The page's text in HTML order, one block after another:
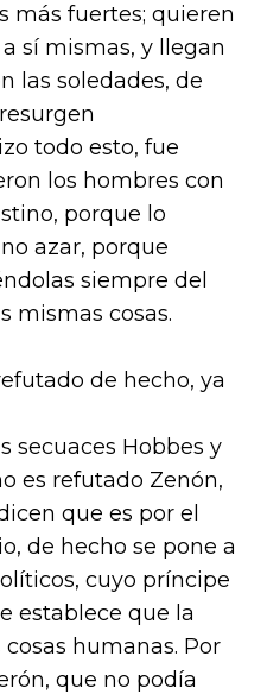
más fuertes; quieren
sí mismas, y llegan
las soledades, de
todo esto, fue
los hombres con
porque lo
azar, porque
siempre del
mismas cosas.
de hecho, ya
secuaces Hobbes y
es refutado Zenón,
que es por el
de hecho se pone a
cuyo príncipe
establece que la
humanas. Por
que no podía